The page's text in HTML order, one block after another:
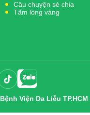
Câu chuyện sẻ chia
Tấm lòng vàng
Bệnh Viện Da Liễu TP.HCM